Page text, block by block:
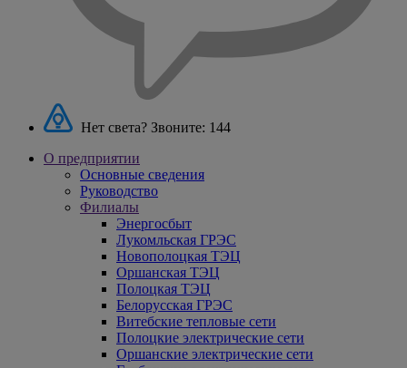
Нет света? Звоните: 144
О предприятии
Основные сведения
Руководство
Филиалы
Энергосбыт
Лукомльская ГРЭС
Новополоцкая ТЭЦ
Оршанская ТЭЦ
Полоцкая ТЭЦ
Белорусская ГРЭС
Витебские тепловые сети
Полоцкие электрические сети
Оршанские электрические сети